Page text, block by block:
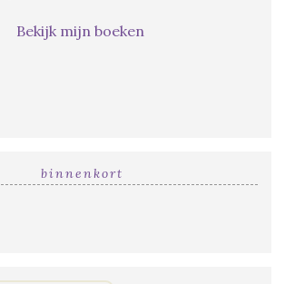
Bekijk mijn boeken
binnenkort